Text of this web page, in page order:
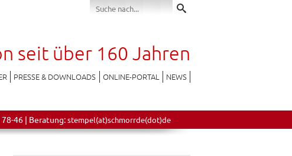
seit über 160 Jahren
PRESSE & DOWNLOADS ONLINE-PORTAL NEWS
78-46 | Beratung:stempel(at)schmorrde(dot)de